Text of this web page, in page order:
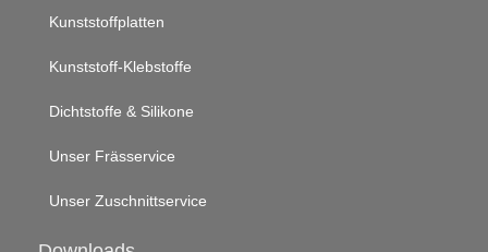
Kunststoffplatten
Kunststoff-Klebstoffe
Dichtstoffe & Silikone
Unser Frässervice
Unser Zuschnittservice